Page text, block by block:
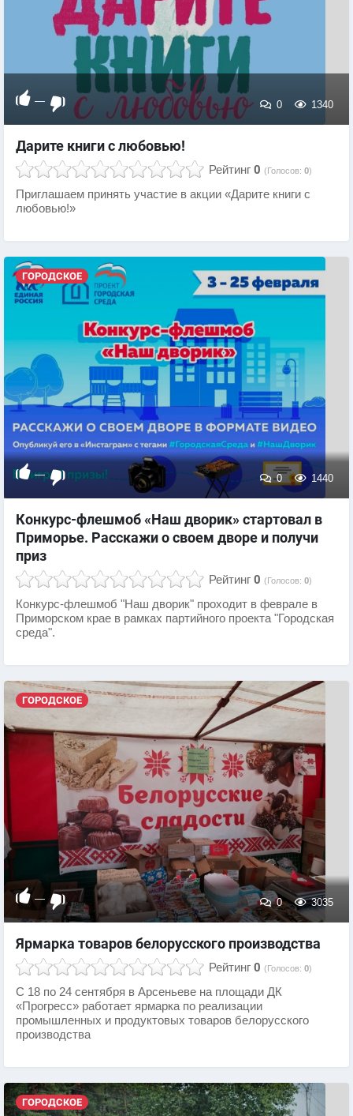
— 0 1340
Дарите книги с любовью!
Рейтинг 0 (Голосов: 0)
​Приглашаем принять участие в акции «Дарите книги с
любовью!»
ГОРОДСКОЕ
— 0 1440
Конкурс-флешмоб «Наш дворик» стартовал в
Приморье. Расскажи о своем дворе и получи
приз
Рейтинг 0 (Голосов: 0)
Конкурс-флешмоб "Наш дворик" проходит в феврале в
Приморском крае в рамках партийного проекта "Городская
среда".
ГОРОДСКОЕ
— 0 3035
Ярмарка товаров белорусского производства
Рейтинг 0 (Голосов: 0)
С 18 по 24 сентября в Арсеньеве на площади ДК
«Прогресс» работает ярмарка по реализации
промышленных и продуктовых товаров белорусского
производства
ГОРОДСКОЕ